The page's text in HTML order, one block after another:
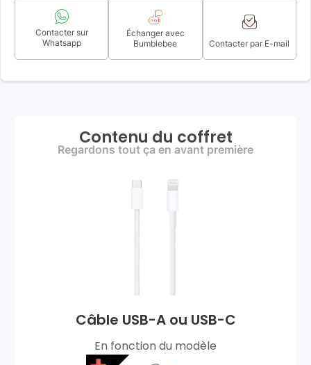
Contacter sur
Whatsapp
Échanger avec
Bumblebee
Contacter par E-mail
Contenu du coffret
Regardons tout ça en avant première
Câble USB-A ou USB-C
En fonction du modèle